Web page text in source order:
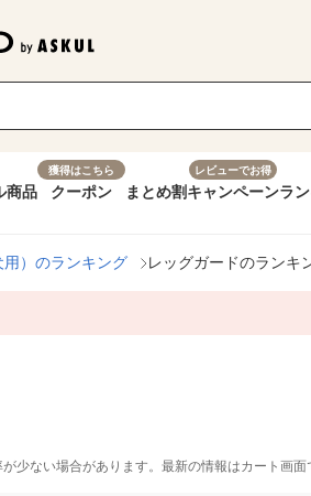
商品
獲得はこちら
クーポン まとめ割
レビューでお得
キャンペーンラ
）のランキング レッグガードのランキ
ない場合があります。最新の情報はカート画面